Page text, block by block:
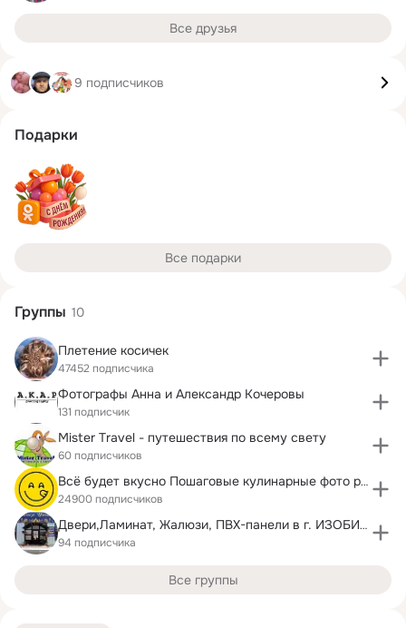
Все друзья
9 подписчиков
Подарки
Все подарки
Группы 10
Плетение косичек
47452 подписчика
Фотографы Анна и Александр Кочеровы
131 подписчик
Mister Travel - путешествия по всему свету
60 подписчиков
Всё будет вкусно Пошаговые кулинарные фото рецепты
24900 подписчиков
Двери,Ламинат, Жалюзи, ПВХ-панели в г. ИЗОБИЛЬНОМ.
94 подписчика
Все группы